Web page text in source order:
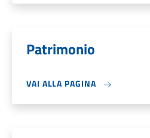
Patrimonio
VAI ALLA PAGINA